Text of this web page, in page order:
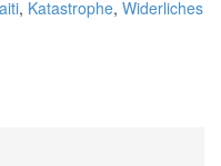
, Katastrophe, Widerliches